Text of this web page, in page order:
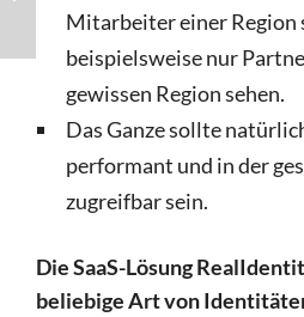
Mitarbeiter einer Region
beispielsweise nur
gewissen Region sehen.
Das Ganze sollte
performant und in der
zugreifbar sein.
Die SaaS-Lösung
beliebige Art von